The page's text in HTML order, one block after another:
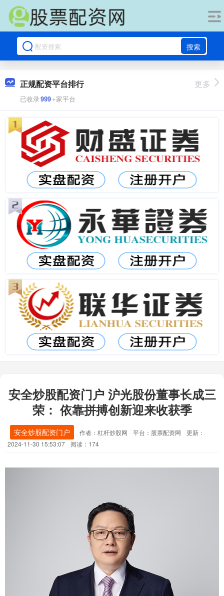
搜索
正规配资平台排行
已收录999+家平台
更多
安全炒股配资门户 沪光股份董事长成三
荣： 依靠拼搏创新迎来收获季
安全炒股配资门户 作者：杠杆炒股网 平台：股票配资网
更新：
2024-11-30 15:53:07
阅读：174